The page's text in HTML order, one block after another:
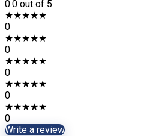
0.0 out of 5
★★★★★
0
★★★★★
0
★★★★★
0
★★★★★
0
★★★★★
0
Write a review